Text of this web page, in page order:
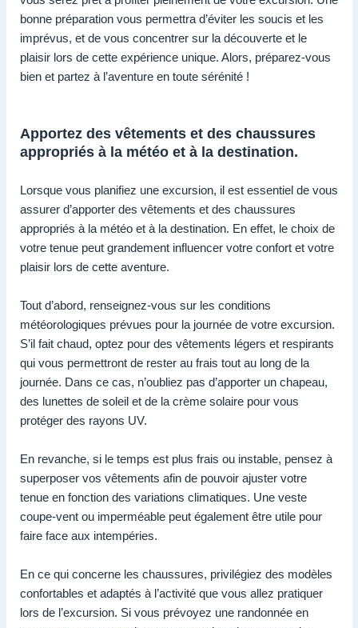
bonne préparation vous permettra d’éviter les soucis et les
imprévus, et de vous concentrer sur la découverte et le
plaisir lors de cette expérience unique. Alors, préparez-vous
bien et partez à l’aventure en toute sérénité !
Apportez des vêtements et des chaussures
appropriés à la météo et à la destination.
Lorsque vous planifiez une excursion, il est essentiel de vous
assurer d’apporter des vêtements et des chaussures
appropriés à la météo et à la destination. En effet, le choix de
votre tenue peut grandement influencer votre confort et votre
plaisir lors de cette aventure.
Tout d’abord, renseignez-vous sur les conditions
météorologiques prévues pour la journée de votre excursion.
S’il fait chaud, optez pour des vêtements légers et respirants
qui vous permettront de rester au frais tout au long de la
journée. Dans ce cas, n’oubliez pas d’apporter un chapeau,
des lunettes de soleil et de la crème solaire pour vous
protéger des rayons UV.
En revanche, si le temps est plus frais ou instable, pensez à
superposer vos vêtements afin de pouvoir ajuster votre
tenue en fonction des variations climatiques. Une veste
coupe-vent ou imperméable peut également être utile pour
faire face aux intempéries.
En ce qui concerne les chaussures, privilégiez des modèles
confortables et adaptés à l’activité que vous allez pratiquer
lors de l’excursion. Si vous prévoyez une randonnée en